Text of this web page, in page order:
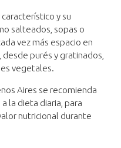
y su
salteados, sopas o
vez más espacio en
purés y gratinados,
vegetales.
Aires se recomienda
la dieta diaria, para
nutricional durante